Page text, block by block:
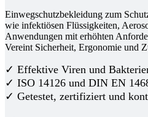
Einwegschutzbekleidung zum
wie infektiösen Flüssigkeiten,
Anwendungen mit erhöhten
Vereint Sicherheit, Ergonomie und
✓ Effektive Viren und
✓ ISO 14126 und DIN EN
✓ Getestet, zertifiziert und